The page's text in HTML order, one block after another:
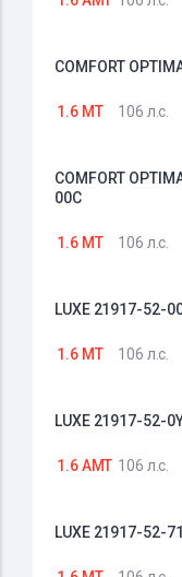
COMFORT
1.6 MT 106 л.с.
COMFORT
00C
1.6 MT 106 л.с.
LUXE 21917-52-
1.6 MT 106 л.с.
LUXE 21917-52-
1.6 AMT 106 л.с.
LUXE 21917-52-